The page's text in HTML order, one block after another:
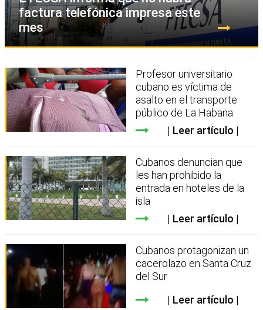
factura telefónica impresa este
mes
Profesor universitario
cubano es víctima de
asalto en el transporte
público de La Habana
Leer artículo
Cubanos denuncian que
les han prohibido la
entrada en hoteles de la
isla
Leer artículo
Cubanos protagonizan un
cacerolazo en Santa Cruz
del Sur
Leer artículo